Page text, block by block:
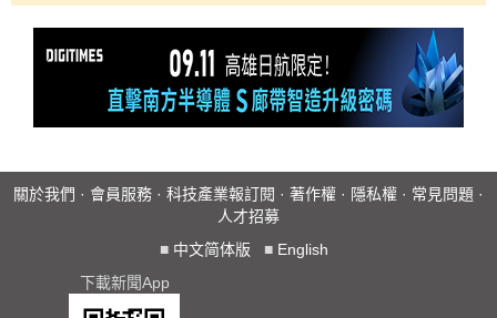
關於我們 · 會員服務 · 科技產業報訂閱 · 著作權 · 隱私權 · 常見問題 ·
人才招募
■ 中文简体版 ■ English
下載新聞App